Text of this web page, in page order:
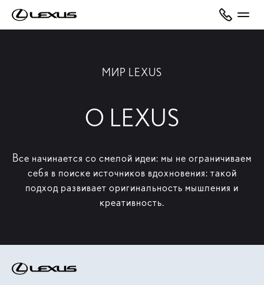
МИР LEXUS
О LEXUS
Все начинается со смелой идеи: мы не ограничиваем
себя в поиске источников вдохновения: такой
подход развивает оригинальность мышления и
креативность.